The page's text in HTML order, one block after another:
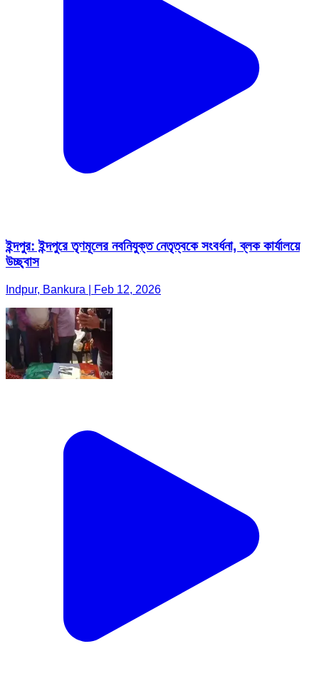
ইন্দপুর: ইন্দপুরে তৃণমূলের নবনিযুক্ত নেতৃত্বকে সংবর্ধনা, ব্লক কার্যালয়ে
উচ্ছ্বাস
Indpur, Bankura | Feb 12, 2026